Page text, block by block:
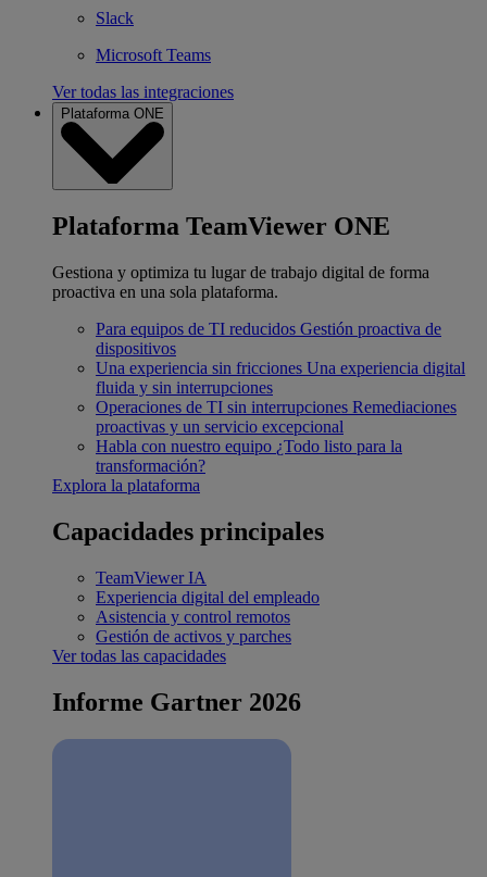
Slack
Microsoft Teams
Ver todas las integraciones
Plataforma ONE
Plataforma TeamViewer ONE
Gestiona y optimiza tu lugar de trabajo digital de forma
proactiva en una sola plataforma.
Para equipos de TI reducidos Gestión proactiva de
dispositivos
Una experiencia sin fricciones Una experiencia digital
fluida y sin interrupciones
Operaciones de TI sin interrupciones Remediaciones
proactivas y un servicio excepcional
Habla con nuestro equipo ¿Todo listo para la
transformación?
Explora la plataforma
Capacidades principales
TeamViewer IA
Experiencia digital del empleado
Asistencia y control remotos
Gestión de activos y parches
Ver todas las capacidades
Informe Gartner 2026